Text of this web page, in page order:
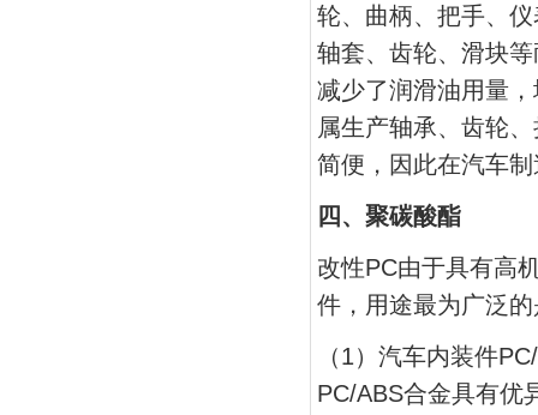
轮、曲柄、把手、
轴套、齿轮、滑块
减少了润滑油用量
属生产轴承、齿轮
简便，因此在汽车
四、聚碳酸酯
改性PC由于具有高
件，用途最为广泛
（1）汽车内装件
PC/ABS合金具有优